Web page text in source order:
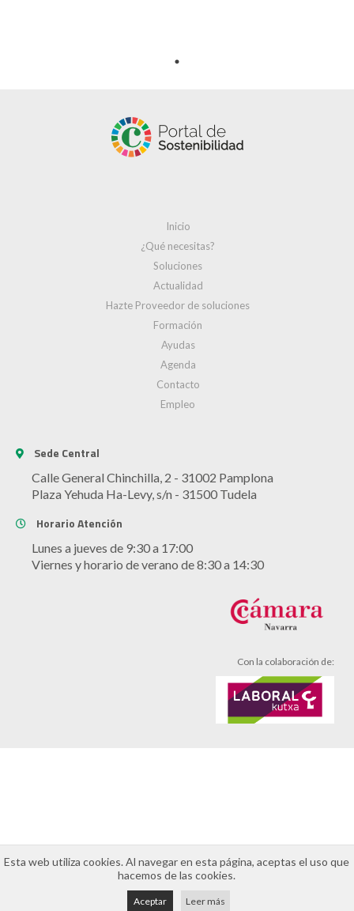
Inicio
¿Qué necesitas?
Soluciones
Actualidad
Hazte Proveedor de soluciones
Formación
Ayudas
Agenda
Contacto
Empleo
Sede Central
Calle General Chinchilla, 2 - 31002 Pamplona
Plaza Yehuda Ha-Levy, s/n - 31500 Tudela
Horario Atención
Lunes a jueves de 9:30 a 17:00
Viernes y horario de verano de 8:30 a 14:30
Con la colaboración de:
Esta web utiliza cookies. Al navegar en esta página, aceptas el uso que
hacemos de las cookies.
Aceptar Leer más